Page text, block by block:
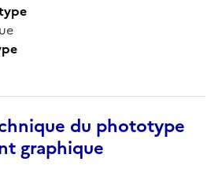
du phototype
graphique